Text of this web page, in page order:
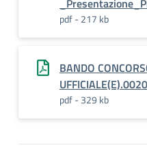
pdf - 217 kb
BANDO
pdf - 329 kb